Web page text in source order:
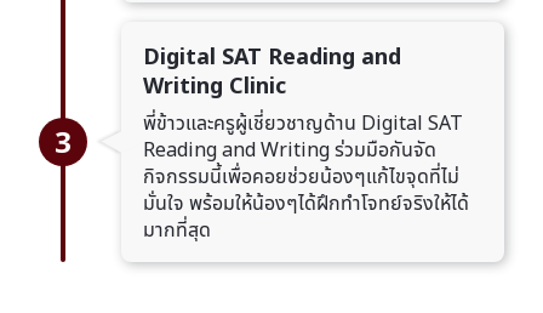
3
Digital SAT Reading and
Writing Clinic
พี่ข้าวและครูผู้เชี่ยวชาญด้าน Digital SAT
Reading and Writing ร่วมมือกันจัด
กิจกรรมนี้เพื่อคอยช่วยน้องๆแก้ไขจุดที่ไม่
มั่นใจ พร้อมให้น้องๆได้ฝึกทำโจทย์จริงให้ได้
มากที่สุด